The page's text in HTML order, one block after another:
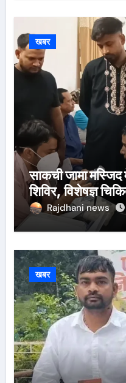
खबर
साकची जामा
शिविर, विशेषज्ञ
Rajdhani news
खबर